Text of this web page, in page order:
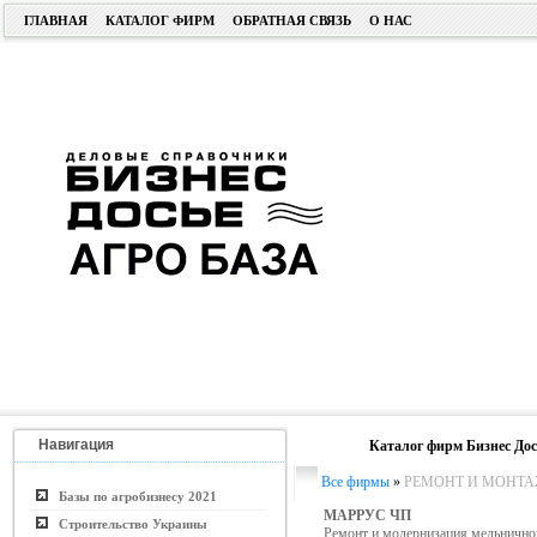
ГЛАВНАЯ КАТАЛОГ ФИРМ ОБРАТНАЯ СВЯЗЬ О НАС
Навигация
Базы по агробизнесу 2021
Строительство Украины
Каталог фирм Бизнес
Все фирмы » РЕМОНТ И
МАРРУС ЧП
Ремонт и модернизация